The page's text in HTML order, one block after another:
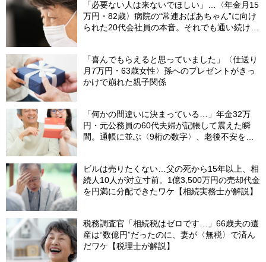
「必要ない人は来ないでほしい」…〈年金月15
万円・82歳〉病院の“常連おばあちゃん”に向け
られた20代会社員の本音。それでも通い続ける
「喜んでもらえると思っていました」〈仕送り
月7万円・63歳女性〉孫へのプレゼントがきっ
かけで崩れた親子関係
「何かの間違いに決まっている…」年金32万
円・元公務員の60代夫婦が記帳して震えた瞬
間。通帳に並ぶ〈9桁の数字〉、老後不安を一
ビルは売りたくない…父の死から15年以上、相
続人10人が対立寸前。1億3,500万円の売却代金
を円満に分配できたワケ【相続実務士が解説】
税務調査官「相続税はゼロです…」66歳夫の遺
産は“数億円”だったのに、妻が〈無税〉で済ん
だワケ【税理士が解説】